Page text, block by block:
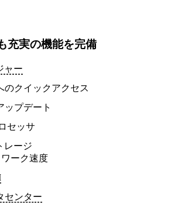
充実の機能を完備
ャー
のクイックアクセス
ップデート
セッサ
レージ
ワーク速度
センター